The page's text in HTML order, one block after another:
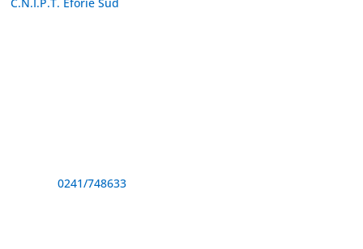
Telefon:0241/748633